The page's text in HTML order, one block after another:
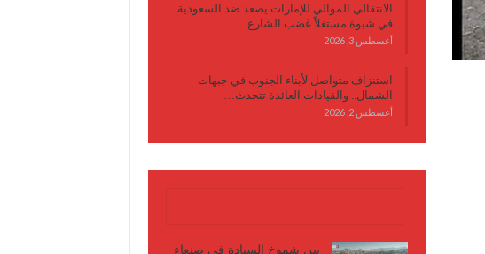
الانتقالي الموالي للإمارات يصعد ضد السعودية
في شبوة مستغلاً غضب الشارع…
أغسطس 3, 2026
استنزاف متواصل لأبناء الجنوب في جبهات
الشمال.. والقيادات العائدة تتحدث…
أغسطس 2, 2026
بين شموخ السيادة في صنعاء